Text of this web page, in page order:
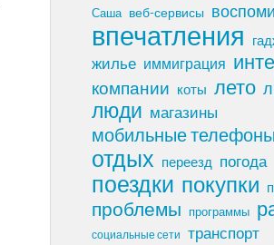
Саша веб-сервисы
впечатления
жилье иммиграция
компании коты лето
люди магазины
мобильные телефоны
отдых переезд погода
поездки покупки
проблемы программы
социальные сети транспорт